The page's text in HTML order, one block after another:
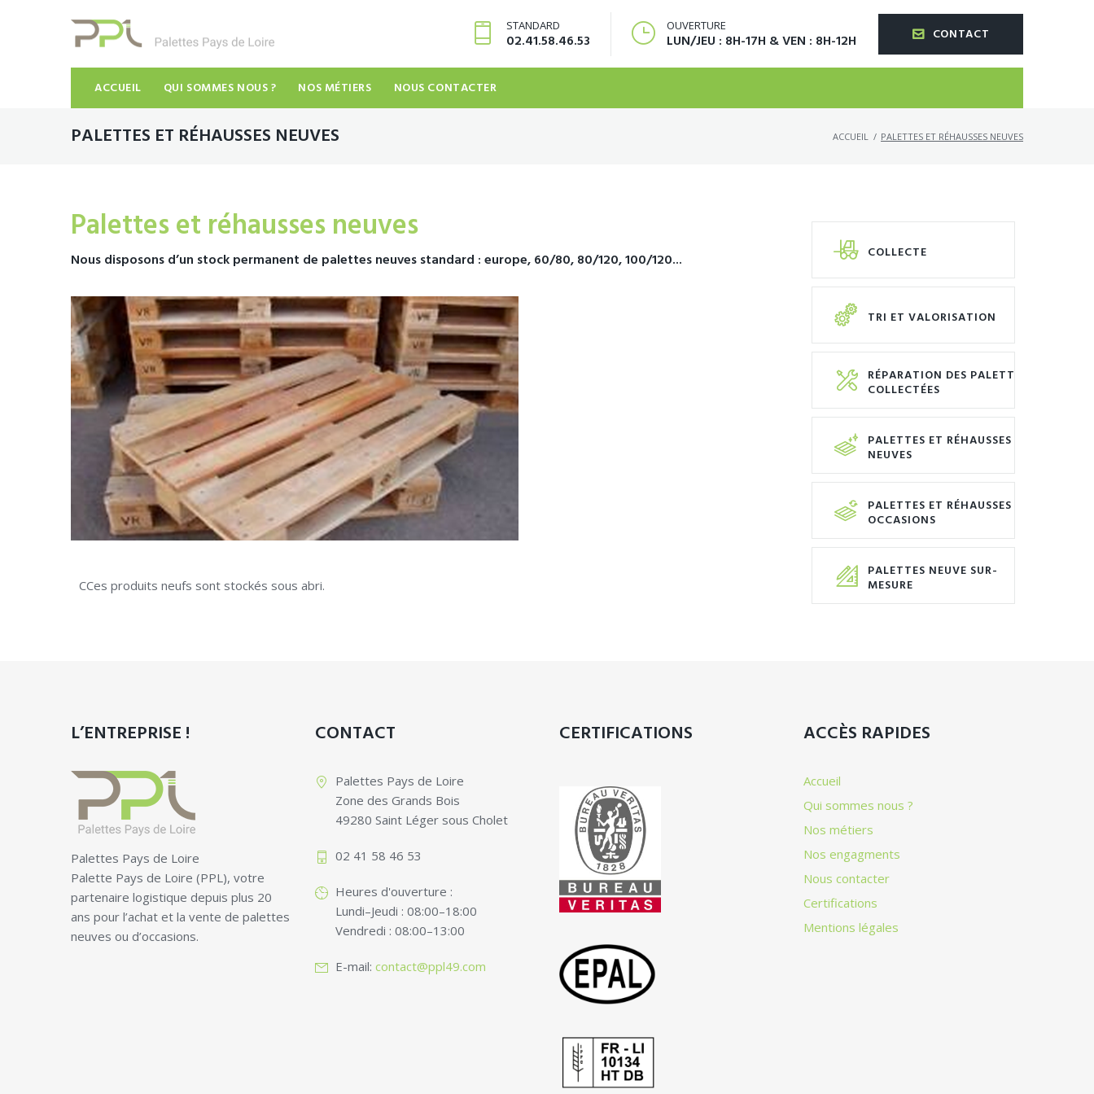
STANDARD
02.41.58.46.53
OUVERTURE
LUN/JEU : 8H-17H & VEN : 8H-12H CONTACT
ACCUEIL QUI SOMMES NOUS ? NOS MÉTIERS NOUS CONTACTER
PALETTES ET RÉHAUSSES NEUVES ACCUEIL / PALETTES ET RÉHAUSSES NEUVES
Palettes et réhausses neuves
Nous disposons d’un stock permanent de palettes neuves standard : europe, 60/80, 80/120, 100/120...
CCes produits neufs sont stockés sous abri.
COLLECTE
TRI ET VALORISATION
RÉPARATION DES PALETTES
COLLECTÉES
PALETTES ET RÉHAUSSES
NEUVES
PALETTES ET RÉHAUSSES
OCCASIONS
PALETTES NEUVE SUR-
MESURE
L’ENTREPRISE !
Palettes Pays de Loire
Palette Pays de Loire (PPL), votre
partenaire logistique depuis plus 20
ans pour l’achat et la vente de palettes
neuves ou d’occasions.
CONTACT
Palettes Pays de Loire
Zone des Grands Bois
49280 Saint Léger sous Cholet
02 41 58 46 53
Heures d'ouverture :
Lundi–Jeudi : 08:00–18:00
Vendredi : 08:00–13:00
E-mail: contact@ppl49.com
CERTIFICATIONS ACCÈS RAPIDES
Accueil
Qui sommes nous ?
Nos métiers
Nos engagments
Nous contacter
Certifications
Mentions légales